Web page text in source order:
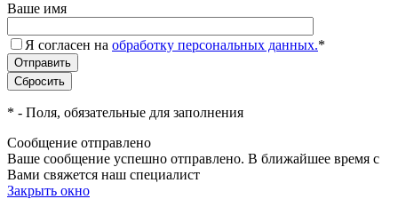
Ваше имя
Я согласен на обработку персональных данных.*
* - Поля, обязательные для заполнения
Сообщение отправлено
Ваше сообщение успешно отправлено. В ближайшее время с
Вами свяжется наш специалист
Закрыть окно